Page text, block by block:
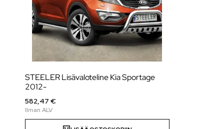
STEELER Lisävaloteline Kia Sportage
2012-
582,47 €